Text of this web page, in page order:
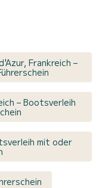
Frankreich –
– Bootsverleih
mit oder